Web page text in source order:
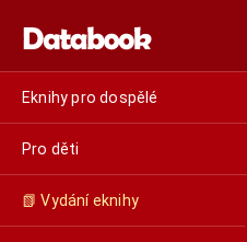
Eknihy pro dospělé
Pro děti
📗 Vydání eknihy